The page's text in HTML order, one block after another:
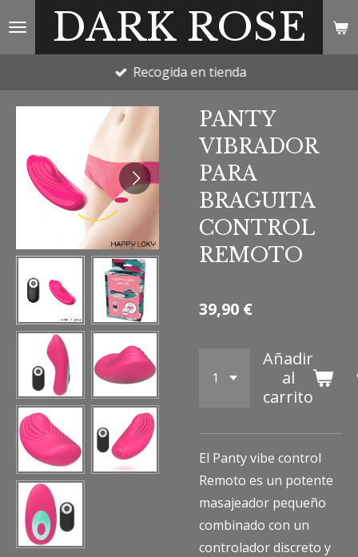
DARK ROSE
Recogida en tienda
PANTY
VIBRADOR
PARA
BRAGUITA
CONTROL
REMOTO
39,90 €
Añadir
al
carrito
El Panty vibe control
Remoto es un potente
masajeador pequeño
combinado con un
controlador discreto y